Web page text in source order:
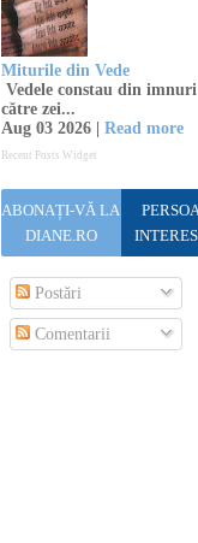
Miturile din Vede
Vedele constau din
către zei...
Aug 03 2026 | Read more
Recent Posts Widget
ABONAȚI-VĂ LA
DIANE.RO
Postări
Comentarii